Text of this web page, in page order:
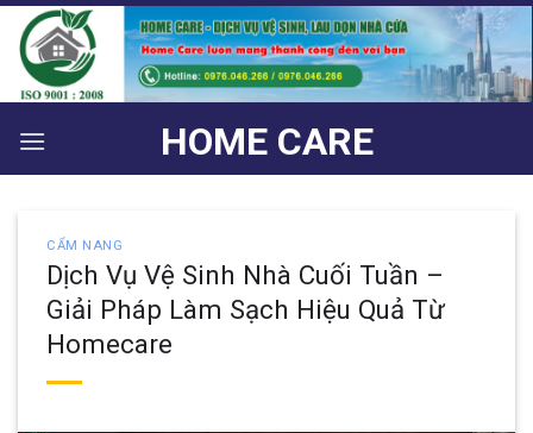
Bỏ
qua
nội
dung
HOME CARE
CẨM NANG
Dịch Vụ Vệ Sinh Nhà Cuối Tuần –
Giải Pháp Làm Sạch Hiệu Quả Từ
Homecare